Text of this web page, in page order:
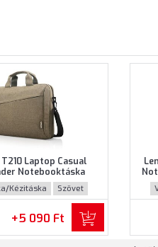
Laptop Casual
Notebooktáska
- Maximum 15.6"
- Barna
színben
Kézitáska Szövet
+5 090 Ft